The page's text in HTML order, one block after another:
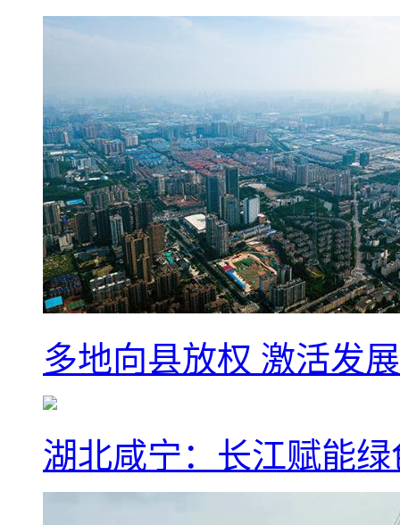
多地向县放权 激活发
湖北咸宁：长江赋能